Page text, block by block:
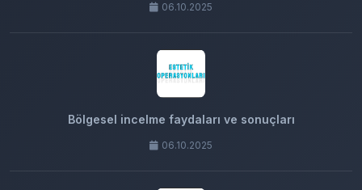
06.10.2025
Bölgesel incelme faydaları ve sonuçları
06.10.2025